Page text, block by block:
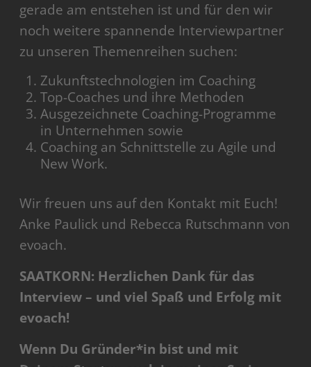
gerade am entstehen ist und für den wir
noch weitere spannende Interviewpartner
zu unseren Themenreihen suchen:
Zukunftstechnologien im Coaching
Top-Coaches und ihre Methoden
Ausgezeichnete Coaching-Programme
in Unternehmen sowie
Coaching an Schnittstelle zu Agile und
New Work.
Wir freuen uns auf den Kontakt mit Euch!
Anke Paulick und Rebecca Rutschmann von
evoach.
SAATKORN: Herzlichen Dank für das
Interview – und viel Spaß und Erfolg mit
evoach!
Wenn Du Gründer*in bist und mit